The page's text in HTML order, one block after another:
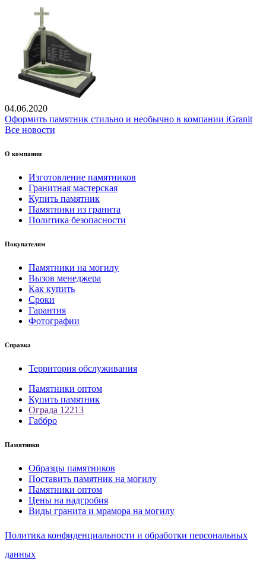
04.06.2020
Оформить памятник стильно и необычно в компании iGranit
Все новости
О компании
Изготовление памятников
Гранитная мастерская
Купить памятник
Памятники из гранита
Политика безопасности
Покупателям
Памятники на могилу
Вызов менеджера
Как купить
Сроки
Гарантия
Фотографии
Справка
Территория обслуживания
Памятники оптом
Купить памятник
Ограда 12213
Габбро
Памятники
Образцы памятников
Поставить памятник на могилу
Памятники оптом
Цены на надгробия
Виды гранита и мрамора на могилу
Политика конфиденциальности и обработки персональных
данных